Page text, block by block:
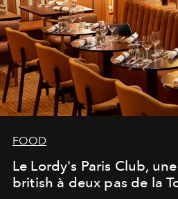
FOOD
Le Lordy's Paris Club,
british à deux pas de la